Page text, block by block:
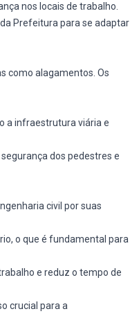
nos locais de trabalho.
Prefeitura para se adaptar
como alagamentos. Os
a infraestrutura viária e
dos pedestres e
civil por suas
o que é fundamental para
e reduz o tempo de
crucial para a